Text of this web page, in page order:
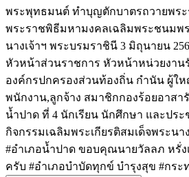
พระพุทธมนต์ ทำบุญตักบาตรถวายพระ
พระราชพิธีมหามงคลเฉลิมพระชนมพร
นางเจ้าฯ พระบรมราชินี 3 มิถุนายน
หัวหน้าส่วนราชการ หัวหน้าหน่วยงาน
องค์กรปกครองส่วนท้องถิ่น กำนัน ผู้ใ
พนักงาน,ลูกจ้าง สมาชิกกองร้อยอาสา
น้ำปาด ที่ 4 นักเรียน นักศึกษา และประ
กิจกรรมเฉลิมพระเกียรติสมเด็จพระนา
#อำเภอน้ำปาด ขอบคุณนายวัลลภ หรั่ง
ครับ #อำเภอบำบัดทุกข์ บำรุงสุข #กระ